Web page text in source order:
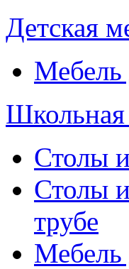
Детская
Мебель
Школьная
Столы
Столы
трубе
Мебель